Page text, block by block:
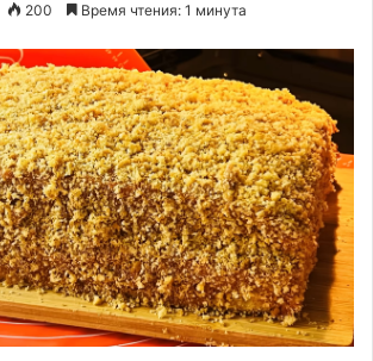
200 Время чтения: 1 минута